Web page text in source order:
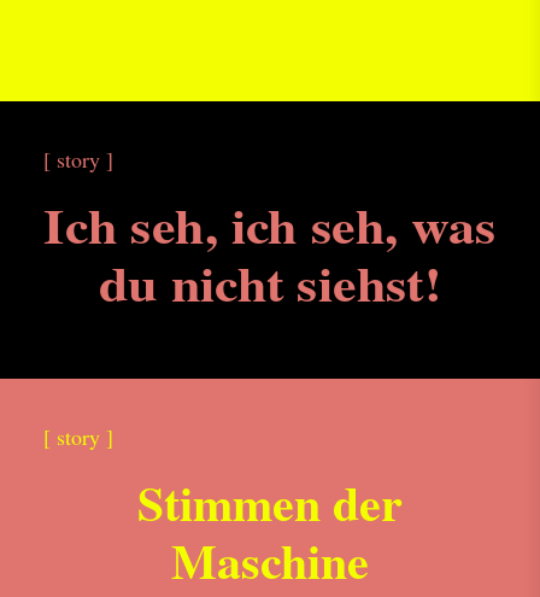
[ story ]
Ich seh, ich seh, was
du nicht siehst!
[ story ]
Stimmen der
Maschine